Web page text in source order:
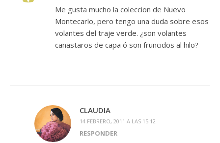
Me gusta mucho la coleccion de Nuevo
Montecarlo, pero tengo una duda sobre esos
volantes del traje verde. ¿son volantes
canastaros de capa ó son fruncidos al hilo?
CLAUDIA
14 FEBRERO, 2011 A LAS 15:12
RESPONDER